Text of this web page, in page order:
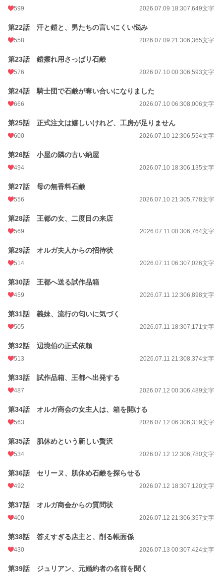
599 2026.07.09 18:307,649文字
第22話 汗と鎧と、男たちの言いにくい悩み
558 2026.07.09 21:306,365文字
第23話 鎧擦れ用さっぱり石鹸
576 2026.07.10 00:306,593文字
第24話 騎士団で石鹸が奪い合いになりました
666 2026.07.10 06:308,006文字
第25話 正式注文は嬉しいけれど、工房が足りません
600 2026.07.10 12:306,554文字
第26話 小屋の隣の古い納屋
494 2026.07.10 18:306,135文字
第27話 母の無香料石鹸
556 2026.07.10 21:305,778文字
第28話 王都の女、二度目の来店
569 2026.07.11 00:306,764文字
第29話 オルガ夫人からの招待状
514 2026.07.11 06:307,026文字
第30話 王都へ送る試作品箱
459 2026.07.11 12:306,898文字
第31話 義妹、流行の匂いに気づく
505 2026.07.11 18:307,171文字
第32話 辺境伯の正式依頼
513 2026.07.11 21:308,374文字
第33話 試作品箱、王都へ出発する
487 2026.07.12 00:306,489文字
第34話 オルガ商会の女主人は、箱を開ける
563 2026.07.12 06:306,319文字
第35話 肌休めという新しい贅沢
534 2026.07.12 12:306,780文字
第36話 セリーヌ、肌休め石鹸を探らせる
492 2026.07.12 18:307,120文字
第37話 オルガ商会からの質問状
400 2026.07.12 21:306,357文字
第38話 答えすぎる店主と、削る帳面係
430 2026.07.13 00:307,424文字
第39話 ジュリアン、元婚約者の名前を聞く